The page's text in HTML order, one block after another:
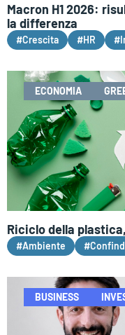
Macron H1 2026:
la differenza
#Crescita #HR
ECONOMIA
Riciclo della
#Ambiente
BUSINESS